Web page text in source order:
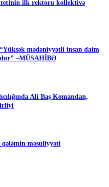
ilk rektoru kollektivə
mədəniyyətli insan daim
–MÜSAHİBƏ
Ali Baş Komandan,
qələmin məsuliyyəti